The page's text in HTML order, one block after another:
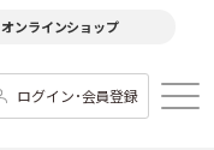
オンラインショップ
ログイン･会員登録